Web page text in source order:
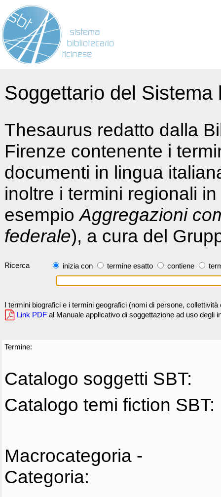
Soggettario del
Thesaurus redatto dalla
Firenze contenente i
documenti in lingua
inoltre i termini regionali
esempioAggregazioni
federale), a cura del
Ricerca inizia con termine esatto contiene
I termini biografici e i termini geografici (nomi di persone,
Link PDF al Manuale applicativo di soggettazione ad uso degli
Termine:
Catalogo soggetti SBT:
Catalogo temi fiction SBT:
Macrocategoria -
Categoria: